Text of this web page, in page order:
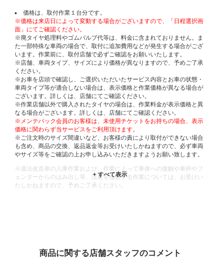
価格は、取付作業１台分です。
※価格は来店日によって変動する場合がございますので、「日程選択画
面」にてご確認ください。
※廃タイヤ処理料やゴムバルブ代等は、料金に含まれておりません。ま
た一部特殊な車両の場合で、取付に追加費用などが発生する場合がござ
います。作業前に、取付店舗で必ずご確認をお願いいたします。
※店舗、車両タイプ、サイズにより価格が異なりますので、予めご了承
ください。
※お車を店頭で確認し、ご選択いただいたサービス内容とお車の状態・
車両タイプ等が適合しない場合は、表示価格と作業価格が異なる場合が
ございます。詳しくは、店舗にてご確認ください。
※作業店舗以外で購入されたタイヤの場合は、作業料金が表示価格と異
なる場合がございます。詳しくは、店舗にてご確認ください。
※メンテパック会員のお客様は、未使用チケットをお持ちの場合、表示
価格に関わらず当サービスをご利用頂けます。
※ご注文時のサイズ間違いなど、お客様の責により取付ができない場合
も含め、商品の交換、返品返金等お受けいたしかねますので、必ず車両
やサイズ等をご確認の上お申し込みいただきますようお願い致します。
※違法改造車の入庫作業および、作業によって車体への接触や車枠やフ
ェンダーからのはみ出し等、法規を逸脱する作業については、お受けい
たしかねますので、予めご了承ください。
商品に関する店舗スタッフのコメント